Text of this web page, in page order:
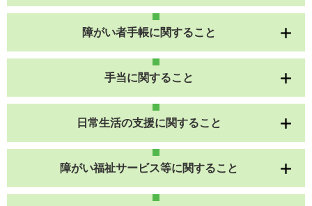
障がい者手帳に関すること
手当に関すること
日常生活の支援に関すること
障がい福祉サービス等に関すること